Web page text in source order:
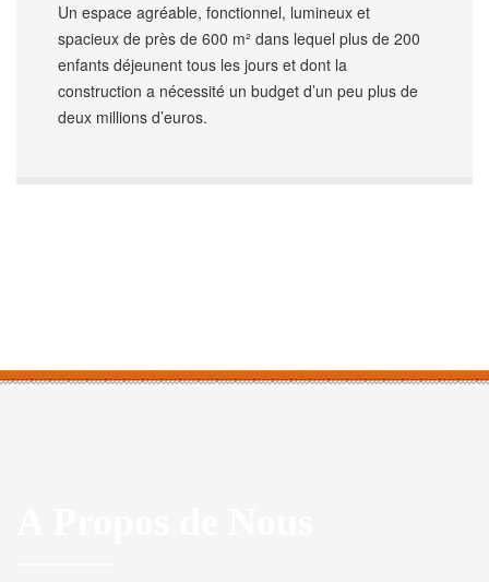
Un espace agréable, fonctionnel, lumineux et
spacieux de près de 600 m² dans lequel plus de 200
enfants déjeunent tous les jours et dont la
construction a nécessité un budget d’un peu plus de
deux millions d’euros.